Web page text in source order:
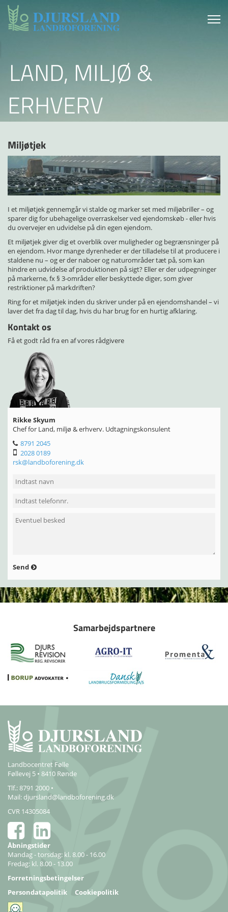
LAND, MILJØ &
ERHVERV
Miljøtjek
I et miljøtjek gennemgår vi stalde og marker set med miljøbriller – og
sparer dig for ubehagelige overraskelser ved ejendomskøb - eller hvis
du overvejer en udvidelse på din egen ejendom.
Et miljøtjek giver dig et overblik over muligheder og begrænsninger på
en ejendom. Hvor mange dyrenheder er der tilladelse til at producere i
staldene nu – og er der naboer og naturområder tæt på, som kan
hindre en udvidelse af produktionen på sigt? Eller er der udpegninger
på markerne, fx § 3-områder eller beskyttede diger, som giver
restriktioner på markdriften?
Ring for et miljøtjek inden du skriver under på en ejendomshandel – vi
laver det fra dag til dag, hvis du har brug for en hurtig afklaring.
Kontakt os
Få et godt råd fra en af vores rådgivere
Rikke Skyum
Chef for Land, miljø & erhverv. Udtagningskonsulent
8791 2045
2028 0189
rsk@landboforening.dk
Send
Samarbejdspartnere
Landbocentret Følle
Føllevej 5 • 8410 Rønde
Tlf.: 8791 2000 •
Mail:djursland@landboforening.dk
CVR 14305084
Åbningstider
Mandag - torsdag: kl. 8.00 - 16.00
Fredag: kl. 8.00 - 13.00
Forretningsbetingelser
Persondatapolitik
Cookiepolitik